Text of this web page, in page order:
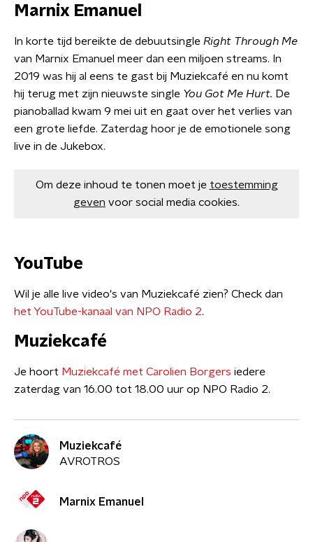
Marnix Emanuel
In korte tijd bereikte de debuutsingle Right Through Me
van Marnix Emanuel meer dan een miljoen streams. In
2019 was hij al eens te gast bij Muziekcafé en nu komt
hij terug met zijn nieuwste single You Got Me Hurt. De
pianoballad kwam 9 mei uit en gaat over het verlies van
een grote liefde. Zaterdag hoor je de emotionele song
live in de Jukebox.
Om deze inhoud te tonen moet je toestemming
geven voor social media cookies.
YouTube
Wil je alle live video's van Muziekcafé zien? Check dan
het YouTube-kanaal van NPO Radio 2.
Muziekcafé
Je hoort Muziekcafé met Carolien Borgers iedere
zaterdag van 16.00 tot 18.00 uur op NPO Radio 2.
Muziekcafé
AVROTROS
Marnix Emanuel